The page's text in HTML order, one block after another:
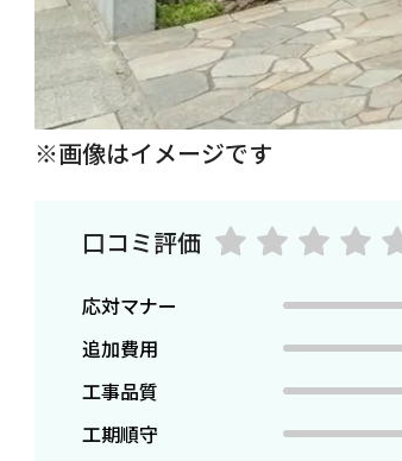
※画像はイメージです
口コミ評価
応対マナー
追加費用
工事品質
工期順守